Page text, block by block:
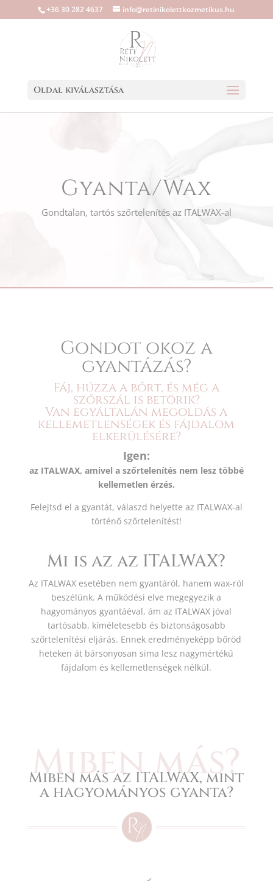
+36 30 282 4637 info@retinikolettkozmetikus.hu
Oldal kiválasztása
Gyanta/Wax
Gondtalan, tartós szőrtelenítés az ITALWAX-al
Gondot okoz a
gyantázás?
Fáj, húzza a bőrt, és még a
szőrszál is betörik?
Van egyáltalán megoldás a
kellemetlenségek és fájdalom
elkerülésére?
Igen:
az ITALWAX, amivel a szőrtelenítés nem lesz többé
kellemetlen érzés.
Felejtsd el a gyantát, válaszd helyette az ITALWAX-al
történő szőrtelenítést!
Mi is az az ITALWAX?
Az ITALWAX esetében nem gyantáról, hanem wax-ról
beszélünk. A működési elve megegyezik a
hagyományos gyantáéval, ám az ITALWAX jóval
tartósabb, kíméletesebb és biztonságosabb
szőrtelenítési eljárás. Ennek eredményeképp bőröd
heteken át bársonyosan sima lesz nagymértékű
fájdalom és kellemetlenségek nélkül.
Miben más?
Miben más az ITALWAX, mint
a hagyományos gyanta?